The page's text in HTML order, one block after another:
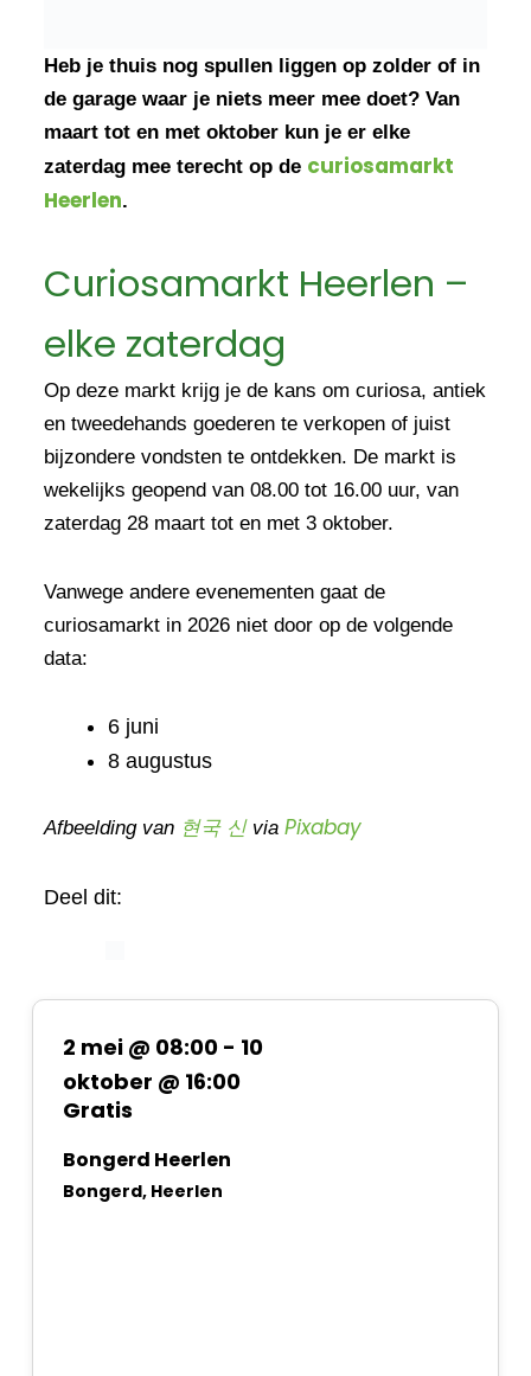
Heb je thuis nog spullen liggen op zolder of in
de garage waar je niets meer mee doet? Van
maart tot en met oktober kun je er elke
zaterdag mee terecht op de curiosamarkt
Heerlen.
Curiosamarkt Heerlen –
elke zaterdag
Op deze markt krijg je de kans om curiosa, antiek
en tweedehands goederen te verkopen of juist
bijzondere vondsten te ontdekken. De markt is
wekelijks geopend van 08.00 tot 16.00 uur, van
zaterdag 28 maart tot en met 3 oktober.
Vanwege andere evenementen gaat de
curiosamarkt in 2026 niet door op de volgende
data:
6 juni
8 augustus
Afbeelding van 현국 신via Pixabay
Deel dit:
2 mei @ 08:00- 10
oktober @ 16:00
Gratis
Bongerd Heerlen
Bongerd, Heerlen